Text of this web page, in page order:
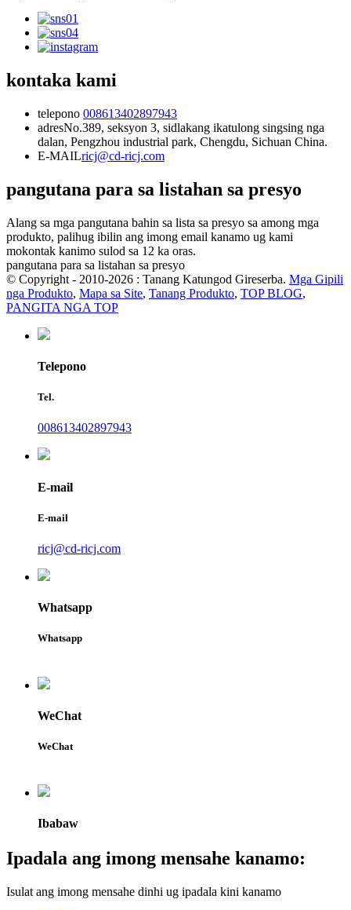
kontaka kami
telepono 008613402897943
adresNo.389, seksyon 3, sidlakang ikatulong singsing nga
dalan, Pengzhou industrial park, Chengdu, Sichuan China.
E-MAILricj@cd-ricj.com
pangutana para sa listahan sa presyo
Alang sa mga pangutana bahin sa lista sa presyo sa among mga
produkto, palihug ibilin ang imong email kanamo ug kami
mokontak kanimo sulod sa 12 ka oras.
pangutana para sa listahan sa presyo
© Copyright - 2010-2026 : Tanang Katungod Gireserba. Mga Gipili
nga Produkto, Mapa sa Site, Tanang Produkto, TOP BLOG,
PANGITA NGA TOP
Telepono
Tel.
008613402897943
E-mail
E-mail
ricj@cd-ricj.com
Whatsapp
Whatsapp
WeChat
WeChat
Ibabaw
Ipadala ang imong mensahe kanamo:
Isulat ang imong mensahe dinhi ug ipadala kini kanamo